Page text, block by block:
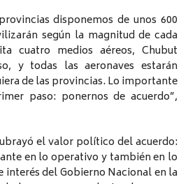
disponemos de unos 600
según la magnitud de cada
cuatro medios aéreos, Chubut
y todas las aeronaves estarán
de las provincias. Lo importante
paso: ponernos de acuerdo”,
el valor político del acuerdo:
en lo operativo y también en lo
del Gobierno Nacional en la